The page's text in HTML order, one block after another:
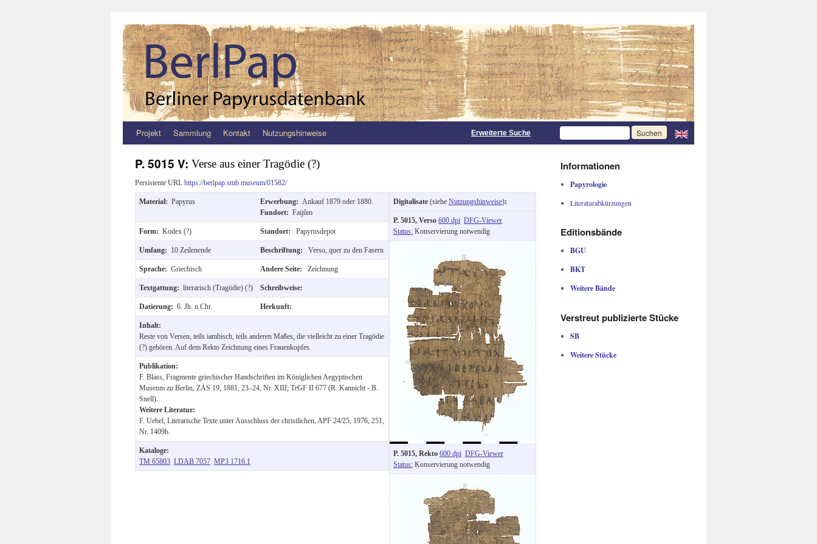
Zum
springen
Projekt Sammlung Kontakt Nutzungshinweise Erweiterte Suche
P. 5015 V: Verse aus einer Tragödie (?)
Persistente URL https://berlpap.smb.museum/01582/
Material: Papyrus Erwerbung: Ankauf 1879 oder 1880.
Fundort: Faijûm
Form: Kodex (?) Standort: Papyrusdepot
Umfang: 10 Zeilenende Beschriftung: Verso, quer zu den Fasern
Sprache: Griechisch Andere Seite: Zeichnung
Textgattung: literarisch (Tragödie) (?) Schreibweise:
Datierung: 6. Jh. n.Chr. Herkunft:
Inhalt:
Reste von Versen, teils iambisch, teils anderen Maßes, die vielleicht zu einer Tragödie
(?) gehören. Auf dem Rekto Zeichnung eines Frauenkopfes.
Publikation:
F. Blass, Fragmente griechischer Handschriften im Königlichen Aegyptischen
Museum zu Berlin, ZÄS 19, 1881, 23–24, Nr. XIII; TrGF II 677 (R. Kannicht - B.
Snell).
Weitere Literatur:
F. Uebel, Literarische Texte unter Ausschluss der christlichen, APF 24/25, 1976, 251,
Nr. 1409b.
Kataloge:
TM 65803 LDAB 7057 MP3 1716.1
Digitalisate (siehe Nutzungshinweise):
P. 5015, Verso 600 dpi DFG-Viewer
Status: Konservierung notwendig
P. 5015, Rekto 600 dpi DFG-Viewer
Status: Konservierung notwendig
Informationen
Papyrologie
Literaturabkürzungen
Editionsbände
BGU
BKT
Weitere Bände
Verstreut publizierte Stücke
SB
Weitere Stücke